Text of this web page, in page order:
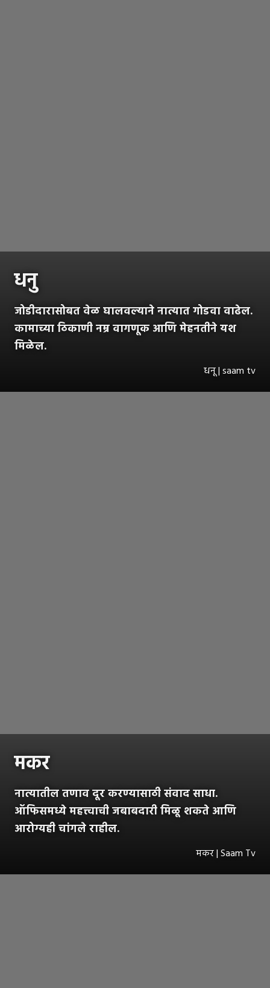
धनु
जोडीदारासोबत वेळ घालवल्याने नात्यात गोडवा वाढेल.
कामाच्या ठिकाणी नम्र वागणूक आणि मेहनतीने यश
मिळेल.
धनू | saam tv
मकर
नात्यातील तणाव दूर करण्यासाठी संवाद साधा.
ऑफिसमध्ये महत्त्वाची जबाबदारी मिळू शकते आणि
आरोग्यही चांगले राहील.
मकर | Saam Tv